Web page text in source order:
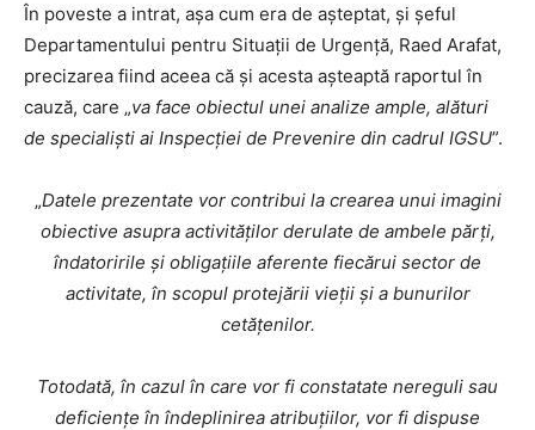
În poveste a intrat, așa cum era de așteptat, și șeful
Departamentului pentru Situații de Urgență, Raed Arafat,
precizarea fiind aceea că și acesta așteaptă raportul în
cauză, care „va face obiectul unei analize ample, alături
de specialiști ai Inspecției de Prevenire din cadrul IGSU”.
„Datele prezentate vor contribui la crearea unui imagini
obiective asupra activităților derulate de ambele părți,
îndatoririle și obligațiile aferente fiecărui sector de
activitate, în scopul protejării vieții și a bunurilor
cetățenilor.
Totodată, în cazul în care vor fi constatate nereguli sau
deficiențe în îndeplinirea atribuțiilor, vor fi dispuse